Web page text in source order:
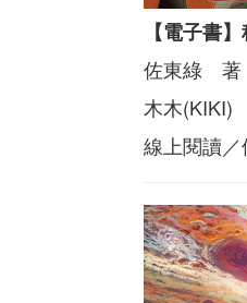
【電子書
佐東綠 著
木木
線上閱讀